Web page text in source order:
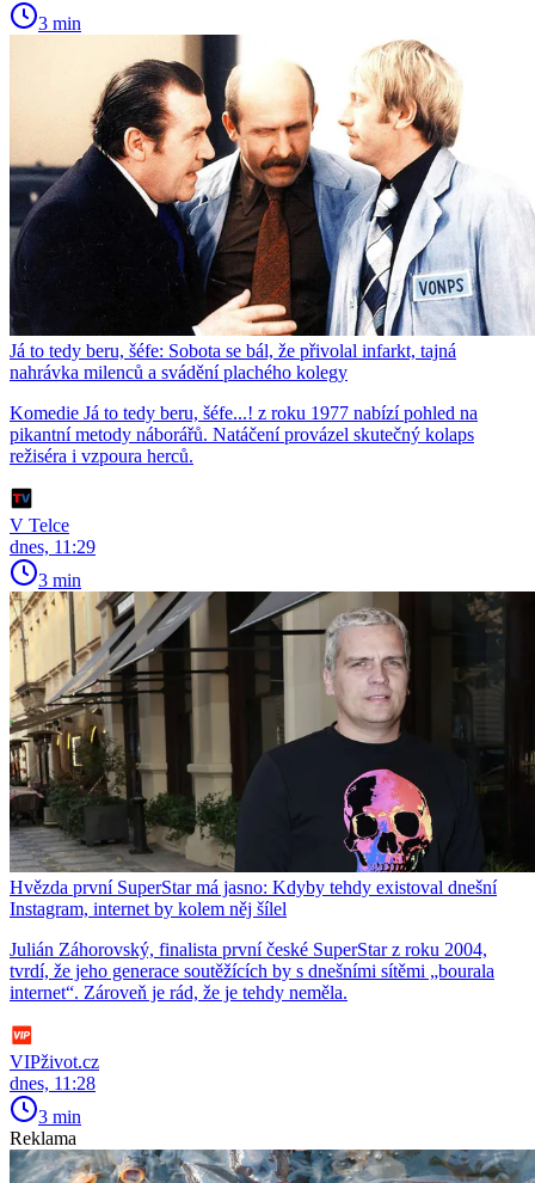
3 min
Já to tedy beru, šéfe: Sobota se bál, že přivolal infarkt, tajná
nahrávka milenců a svádění plachého kolegy
Komedie Já to tedy beru, šéfe...! z roku 1977 nabízí pohled na
pikantní metody náborářů. Natáčení provázel skutečný kolaps
režiséra i vzpoura herců.
V Telce
dnes, 11:29
3 min
Hvězda první SuperStar má jasno: Kdyby tehdy existoval dnešní
Instagram, internet by kolem něj šílel
Julián Záhorovský, finalista první české SuperStar z roku 2004,
tvrdí, že jeho generace soutěžících by s dnešními sítěmi „bourala
internet“. Zároveň je rád, že je tehdy neměla.
VIPživot.cz
dnes, 11:28
3 min
Reklama